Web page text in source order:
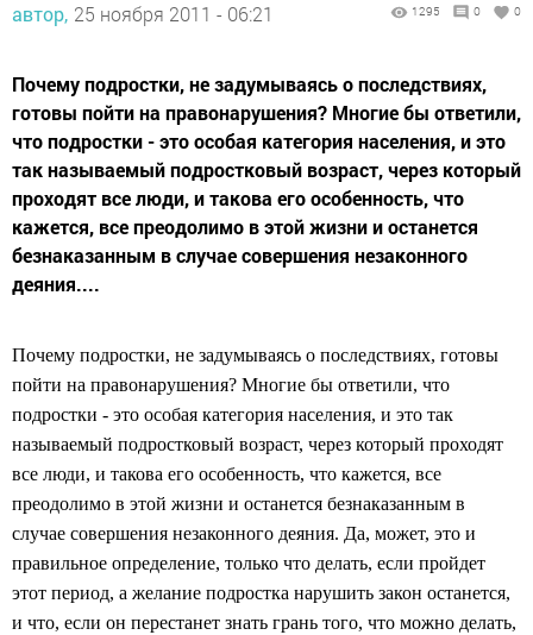
автор, 25 ноября 2011 - 06:21 1295 0 0
Почему подростки, не задумываясь о последствиях,
готовы пойти на правонарушения? Многие бы ответили,
что подростки - это особая категория населения, и это
так называемый подростковый возраст, через который
проходят все люди, и такова его особенность, что
кажется, все преодолимо в этой жизни и останется
безнаказанным в случае совершения незаконного
деяния....
Почему подростки, не задумываясь о последствиях, готовы
пойти на правонарушения? Многие бы ответили, что
подростки - это особая категория населения, и это так
называемый подростковый возраст, через который проходят
все люди, и такова его особенность, что кажется, все
преодолимо в этой жизни и останется безнаказанным в
случае совершения незаконного деяния. Да, может, это и
правильное определение, только что делать, если пройдет
этот период, а желание подростка нарушить закон останется,
и что, если он перестанет знать грань того, что можно делать,